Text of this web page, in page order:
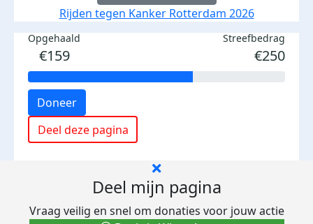
Rijden tegen Kanker Rotterdam 2026
Opgehaald
€159
Streefbedrag
€250
Doneer
Deel deze pagina
Deel mijn pagina
Vraag veilig en snel om donaties voor jouw actie